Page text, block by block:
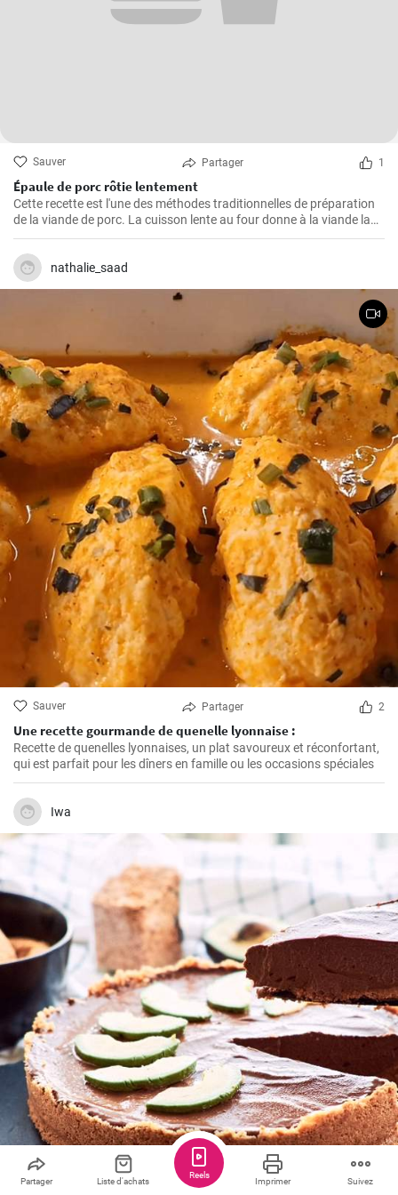
Sauver Partager 1
Épaule de porc rôtie lentement
Cette recette est l'une des méthodes traditionnelles de préparation
de la viande de porc. La cuisson lente au four donne à la viande la
possibilité de devenir tendre et juteuse, en lui procurant des saveurs
merveilleuses et épicées. La viande est excellente à consommer
avec de la sauce, de la purée de pommes de terre ou des légumes
grillés. Si vous aimez expérimenter avec les saveurs, ajoutez
d'autres épices à la marinade pour la viande selon votre goût.
nathalie_saad
Sauver Partager 2
Une recette gourmande de quenelle lyonnaise :
Recette de quenelles lyonnaises, un plat savoureux et réconfortant,
qui est parfait pour les dîners en famille ou les occasions spéciales
Iwa
Partager Liste d'achats Imprimer Suivez
Reels